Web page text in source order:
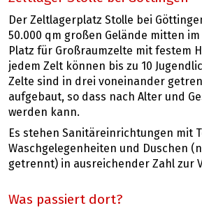
Der Zeltlagerplatz Stolle bei
50.000 qm großen Gelände mitten im
Platz für Großraumzelte mit festem
jedem Zelt können bis zu 10
Zelte sind in drei voneinander
aufgebaut, so dass nach Alter und
werden kann.
Es stehen Sanitäreinrichtungen mit
Waschgelegenheiten und Duschen
getrennt) in ausreichender Zahl zur
Was passiert dort?